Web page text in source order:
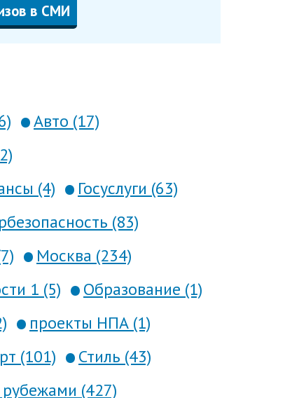
в СМИ
Авто (17)
(4)
Госуслуги (63)
(83)
Москва (234)
1 (5)
Образование (1)
проекты НПА (1)
(101)
Стиль (43)
(427)